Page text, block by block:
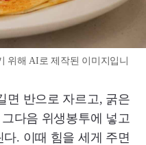
위해 AI로 제작된 이미지입니
면 반으로 자르고, 굵은
다음 위생봉투에 넣고
. 이때 힘을 세게 주면